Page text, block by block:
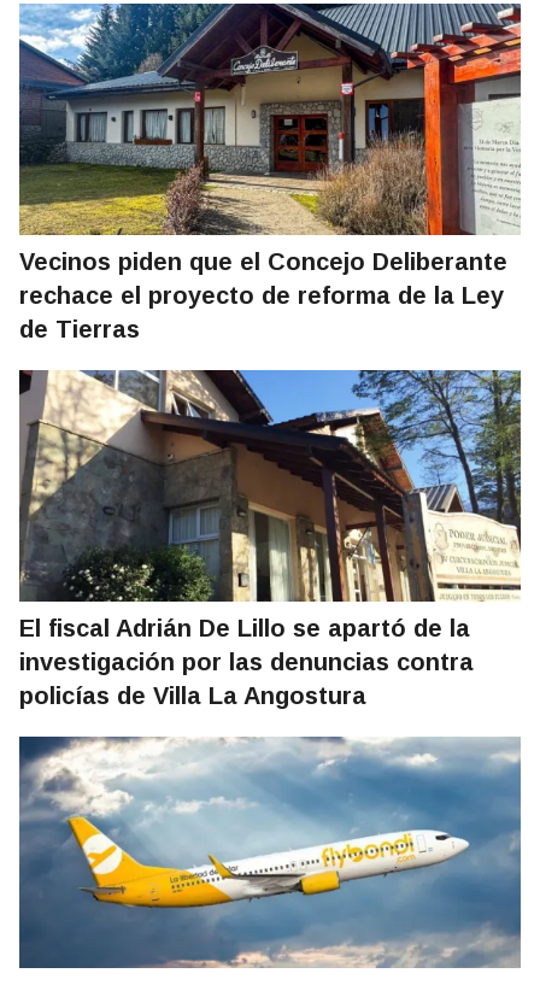
Vecinos piden que el Concejo Deliberante
rechace el proyecto de reforma de la Ley
de Tierras
El fiscal Adrián De Lillo se apartó de la
investigación por las denuncias contra
policías de Villa La Angostura